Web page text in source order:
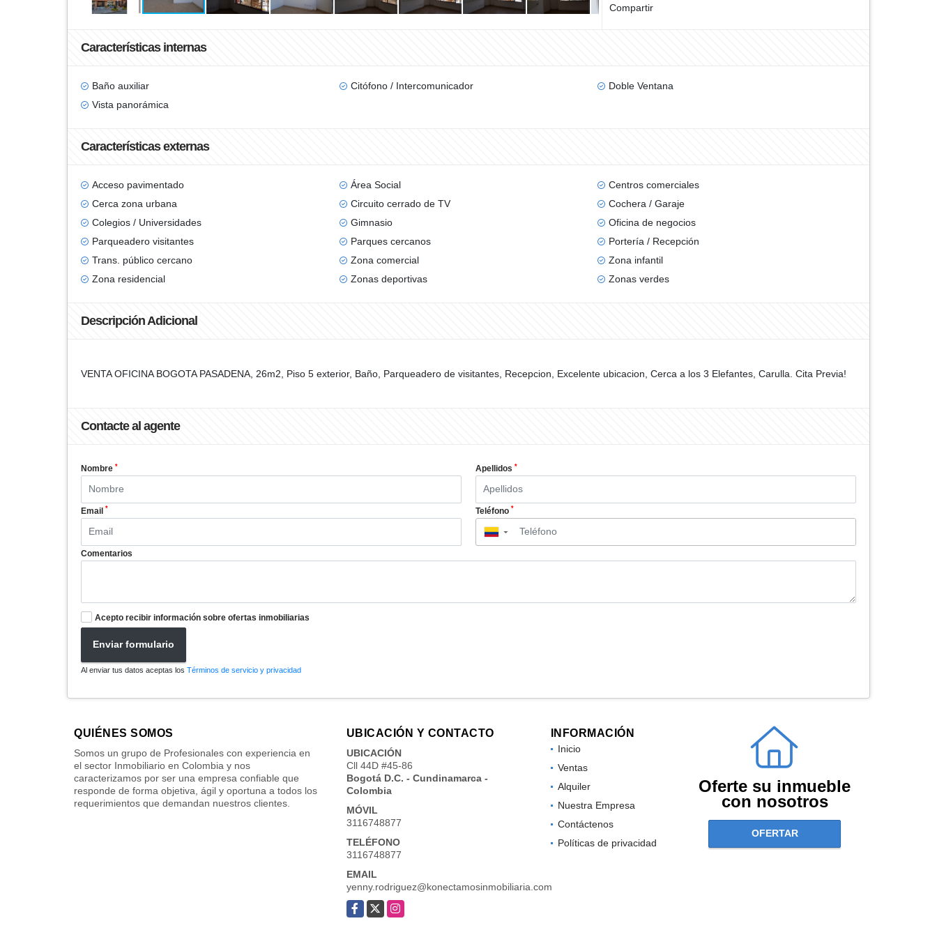
Compartir
Características internas
Baño auxiliar Citófono / Intercomunicador
Doble Ventana
Vista panorámica
Características externas
Acceso pavimentado Área Social
Centros comerciales
Cerca zona urbana
Circuito cerrado de TV
Cochera / Garaje
Colegios / Universidades
Gimnasio
Oficina de negocios
Parqueadero visitantes
Parques cercanos
Portería / Recepción
Trans. público cercano
Zona comercial
Zona infantil
Zona residencial
Zonas deportivas Zonas verdes
Descripción Adicional
VENTA OFICINA BOGOTA PASADENA, 26m2, Piso 5 exterior, Baño, Parqueadero de visitantes, Recepcion, Excelente ubicacion, Cerca a los 3 Elefantes, Carulla. Cita Previa!
Contacte al agente
Nombre * Apellidos *
Email * Teléfono *
▼
Comentarios
Acepto recibir información sobre ofertas inmobiliarias
Enviar formulario
Al enviar tus datos aceptas los Términos de servicio y privacidad
QUIÉNES SOMOS
Somos un grupo de Profesionales con experiencia en
el sector Inmobiliario en Colombia y nos
caracterizamos por ser una empresa confiable que
responde de forma objetiva, ágil y oportuna a todos los
requerimientos que demandan nuestros clientes.
UBICACIÓN Y CONTACTO
UBICACIÓN
Cll 44D #45-86
Bogotá D.C. - Cundinamarca -
Colombia
MÓVIL
3116748877
TELÉFONO
3116748877
EMAIL
yenny.rodriguez@konectamosinmobiliaria.com
Facebook
X Instagram
INFORMACIÓN
Inicio
Ventas
Alquiler
Nuestra Empresa
Contáctenos
Políticas de privacidad
Oferte su inmueble
con nosotros
OFERTAR